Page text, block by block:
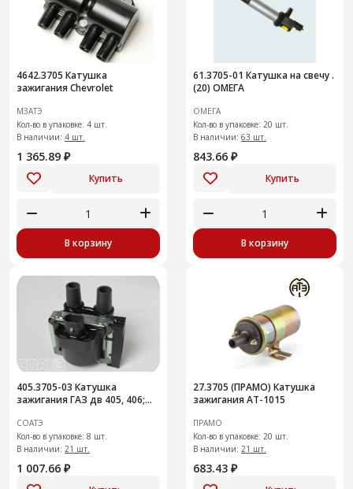
4642.3705 Катушка
зажигания Chevrolet
МЗАТЭ
Кол-во в упаковке: 4 шт.
В наличии: 4 шт.
1 365.89 ₽
Купить
В корзину
61.3705-01 Катушка на свечу .
(20) ОМЕГА
ОМЕГА
Кол-во в упаковке: 20 шт.
В наличии: 63 шт.
843.66 ₽
Купить
В корзину
405.3705-03 Катушка
зажигания ГАЗ дв 405, 406;
СОАТЭ
Кол-во в упаковке: 8 шт.
В наличии: 21 шт.
1 007.66 ₽
27.3705 (ПРАМО) Катушка
зажигания AT-1015
ПРАМО
Кол-во в упаковке: 20 шт.
В наличии: 21 шт.
683.43 ₽